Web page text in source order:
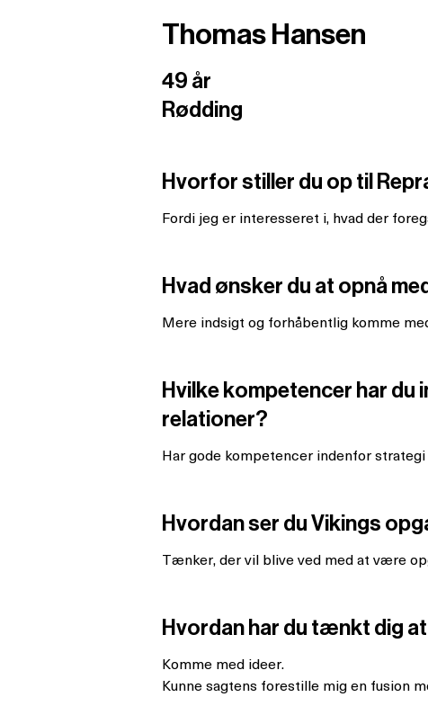
Thomas Hansen
49 år
Rødding
Hvorfor stiller du op til
Fordi jeg er interesseret i, hvad der
Hvad ønsker du at opnå
Mere indsigt og forhåbentlig komme
Hvilke kompetencer har du
relationer?
Har gode kompetencer indenfor
Hvordan ser du Vikings
Tænker, der vil blive ved med at være
Hvordan har du tænkt dig
Komme med ideer.
Kunne sagtens forestille mig en fusion